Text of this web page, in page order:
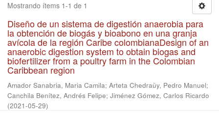
Mostrando ítems 1-1 de 1
Diseño de un sistema de digestión anaerobia para
la obtención de biogás y bioabono en una granja
avícola de la región Caribe colombianaDesign of an
anaerobic digestion system to obtain biogas and
biofertilizer from a poultry farm in the Colombian
Caribbean region
Amador Sanabria, Maria Camila; Arteta Chedraüy, Pedro Manuel;
Canchila Benítez, Andrés Felipe; Jiménez Gómez, Carlos Ricardo
(2021-05-29)